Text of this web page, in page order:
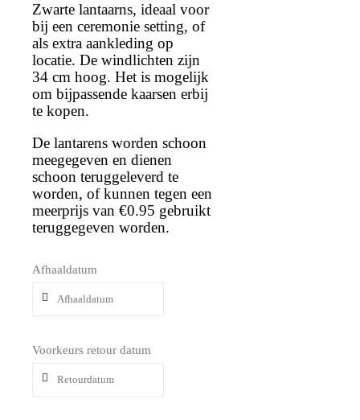
Zwarte lantaarns, ideaal voor
bij een ceremonie setting, of
als extra aankleding op
locatie. De windlichten zijn
34 cm hoog. Het is mogelijk
om bijpassende kaarsen erbij
te kopen.
De lantarens worden schoon
meegegeven en dienen
schoon teruggeleverd te
worden, of kunnen tegen een
meerprijs van €0.95 gebruikt
teruggegeven worden.
Afhaaldatum
Voorkeurs retour datum